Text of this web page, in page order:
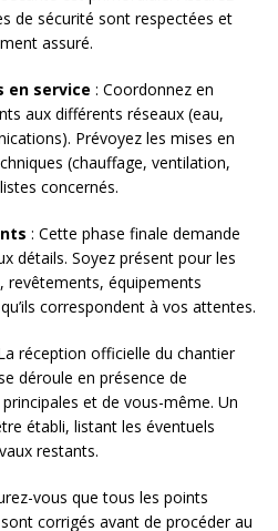
de sécurité sont respectées et
assuré.
en service : Coordonnez en
aux différents réseaux (eau,
Prévoyez les mises en
(chauffage, ventilation,
concernés.
: Cette phase finale demande
détails. Soyez présent pour les
revêtements, équipements
correspondent à vos attentes.
réception officielle du chantier
déroule en présence de
et de vous-même. Un
établi, listant les éventuels
restants.
vous que tous les points
corrigés avant de procéder au